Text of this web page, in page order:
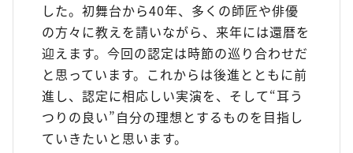
した。初舞台から40年、多くの師匠や俳優
の方々に教えを請いながら、来年には還暦を
迎えます。今回の認定は時節の巡り合わせだ
と思っています。これからは後進とともに前
進し、認定に相応しい実演を、そして“耳う
つりの良い”自分の理想とするものを目指し
ていきたいと思います。